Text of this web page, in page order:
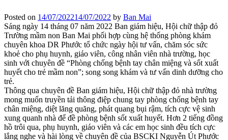
Posted on 14/07/202214/07/2022 by Ban Mai
Sáng ngày 14 tháng 07 năm 2022 Ban giám hiệu, Hội chữ thập đỏ
Trường mầm non Ban Mai phối hợp cùng hệ thống phòng khám
chuyên khoa DR Phước tổ chức ngày hội tư vấn, chăm sóc sức
khoẻ cho phụ huynh, giáo viên, công nhân viên nhà trường, học
sinh với chuyên đề “Phòng chống bệnh tay chân miệng và sốt xuất
huyết cho trẻ mầm non”; song song khám và tư vấn dinh dưỡng cho
trẻ.
Thông qua chuyên đề Ban giám hiệu, Hội chữ thập đỏ nhà trường
mong muốn truyền tải thông điệp chung tay phòng chống bệnh tay
chân miệng, diệt lăng quăng, phát quang bụi rậm, tích cực vệ sinh
xung quanh nhà để đề phòng bệnh sốt xuất huyết. Hơn 2 tiếng đồng
hồ trôi qua, phụ huynh, giáo viên và các em học sinh đều tích cực
lắng nghe và hài lòng về chuyên đề của BSCKI Nguyễn Út Phước